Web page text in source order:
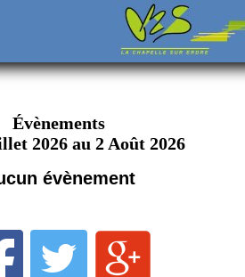
Évènements
2026 au 2 Août 2026
évènement